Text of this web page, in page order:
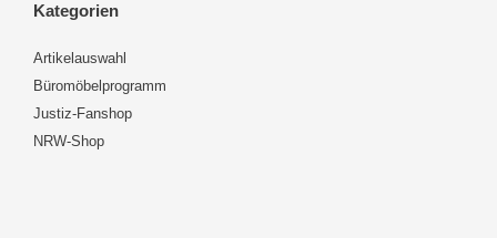
Kategorien
Artikelauswahl
Büromöbelprogramm
Justiz-Fanshop
NRW-Shop